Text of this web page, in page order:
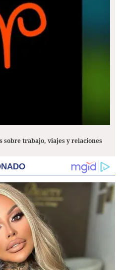
sobre trabajo, viajes y relaciones